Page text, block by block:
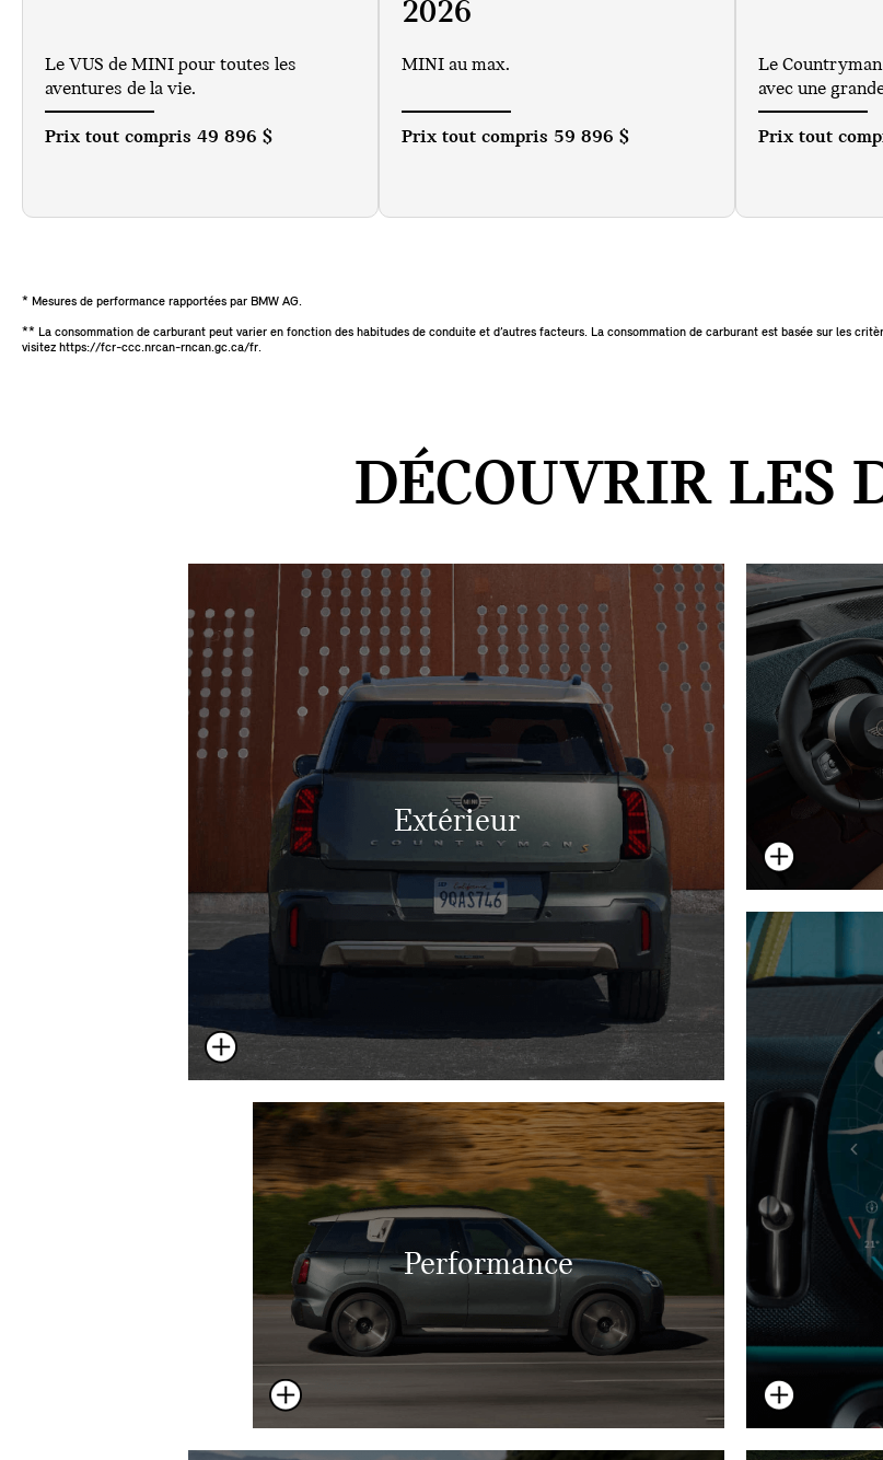
Le VUS de MINI pour toutes les
aventures de la vie.
Prix tout compris 49 896 $
2026
MINI au max.
Prix tout compris 59 896 $
Le
avec une
Prix tout
* Mesures de performance rapportées par BMW AG.
** La consommation de carburant peut varier en fonction des habitudes de conduite et d’autres facteurs. La consommation de carburant est basée sur les
visitez https://fcr-ccc.nrcan-rncan.gc.ca/fr.
DÉCOUVRIR LES
Extérieur
Performance